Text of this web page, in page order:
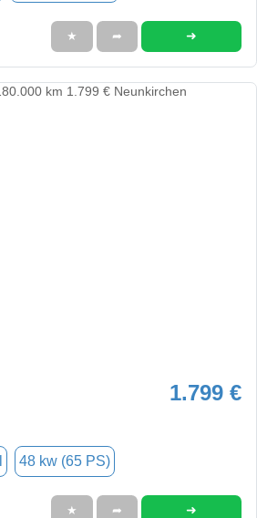
★ ➦ ➜
1.799 €
48 kw (65 PS)
★ ➦ ➜